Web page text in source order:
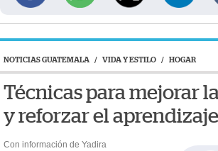
NOTICIAS GUATEMALA / VIDA Y ESTILO / HOGAR
Técnicas para mejorar
y reforzar el aprendizaje
Con información de Yadira